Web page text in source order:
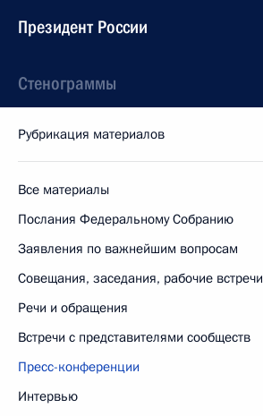
Президент России
Стенограммы
Рубрикация материалов
Все материалы
Послания Федеральному Собранию
Заявления по важнейшим вопросам
Совещания, заседания, рабочие встречи
Речи и обращения
Встречи с представителями сообществ
Пресс-конференции
Интервью